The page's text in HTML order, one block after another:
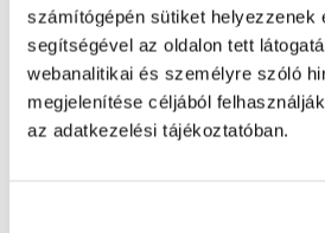
számítógépén sütiket helyezzenek
segítségével az oldalon tett
webanalitikai és személyre szóló
megjelenítése céljából
az adatkezelési tájékoztatóban.